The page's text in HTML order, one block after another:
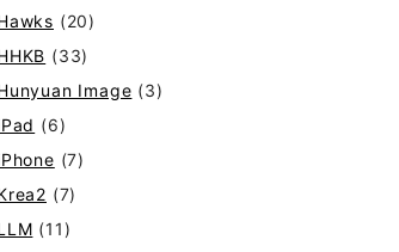
(20)
(33)
Image (3)
(6)
(7)
(7)
(11)